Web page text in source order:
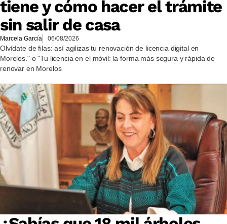
tiene y cómo hacer el trámite
sin salir de casa
Marcela García 06/08/2026
Olvídate de filas: así agilizas tu renovación de licencia digital en
Morelos." o "Tu licencia en el móvil: la forma más segura y rápida de
renovar en Morelos